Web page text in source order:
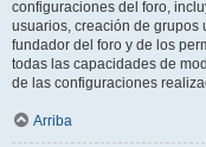
configuraciones del foro,
usuarios, creación de grupos
fundador del foro y de los
todas las capacidades de
de las configuraciones
Arriba